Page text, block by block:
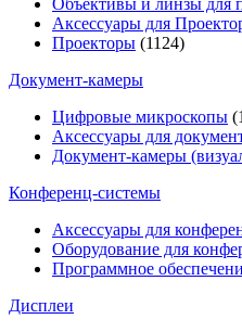
Объективы и линзы для
Аксессуары для
Проекторы (1124)
Документ-камеры
Цифровые микроскопы
Аксессуары для
Документ-камеры
Конференц-системы
Аксессуары для
Оборудование для
Программное
Дисплеи